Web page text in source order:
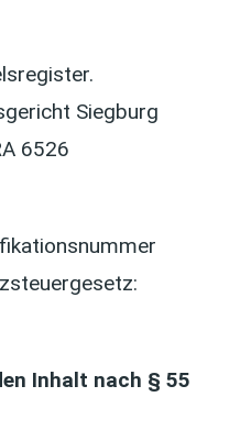
Siegburg
6526
Inhalt nach § 55